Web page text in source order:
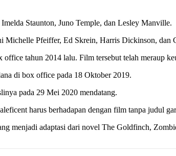
Staunton, Juno Temple, dan Lesley Manville.
Michelle Pfeiffer, Ed Skrein, Harris Dickinson, dan
tahun 2014 lalu. Film tersebut telah meraup
di box office pada 18 Oktober 2019.
pada 29 Mei 2020 mendatang.
harus berhadapan dengan film tanpa judul
menjadi adaptasi dari novel The Goldfinch,